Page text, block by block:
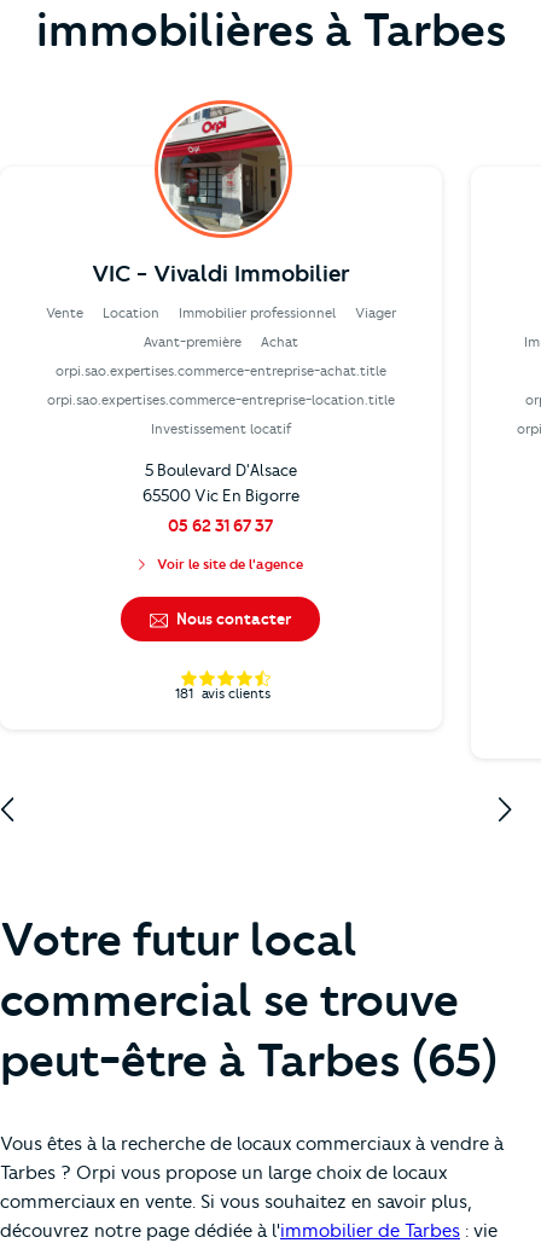
immobilières à Tarbes
VIC - Vivaldi Immobilier
Vente Location Immobilier professionnel
Viager
Avant-première
Achat
orpi.sao.expertises.commerce-entreprise-achat.title
orpi.sao.expertises.commerce-entreprise-location.title
Investissement locatif
5 Boulevard D'Alsace
65500 Vic En Bigorre
05 62 31 67 37
Voir le site de l'agence
Nous contacter
181 avis clients
Votre futur local
commercial se trouve
peut-être à Tarbes (65)
Vous êtes à la recherche de locaux commerciaux à vendre à
Tarbes ? Orpi vous propose un large choix de locaux
commerciaux en vente. Si vous souhaitez en savoir plus,
découvrez notre page dédiée à l'immobilier de Tarbes : vie